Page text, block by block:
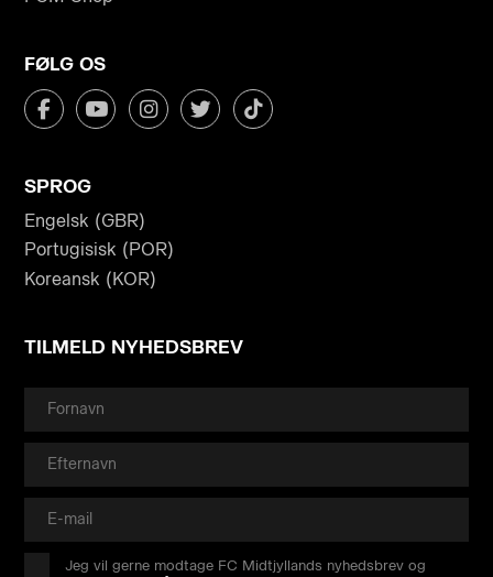
FØLG OS
SPROG
Engelsk (GBR)
Portugisisk (POR)
Koreansk (KOR)
TILMELD NYHEDSBREV
Jeg vil gerne modtage FC Midtjyllands nyhedsbrev og